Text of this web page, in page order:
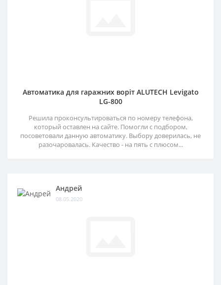
Автоматика для гаражних воріт ALUTECH Levigato
LG-800
Решила проконсультироваться по номеру телефона,
который оставлен на сайте. Помогли с подбором,
посоветовали данную автоматику. Выбору доверилась, не
разочаровалась. Качество - на пять с плюсом...
Андрей
08.05.2020